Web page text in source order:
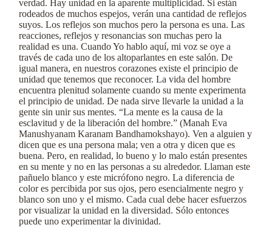
verdad. Hay unidad en la aparente multiplicidad. Si están
rodeados de muchos espejos, verán una cantidad de reflejos
suyos. Los reflejos son muchos pero la persona es una. Las
reacciones, reflejos y resonancias son muchas pero la
realidad es una. Cuando Yo hablo aquí, mi voz se oye a
través de cada uno de los altoparlantes en este salón. De
igual manera, en nuestros corazones existe el principio de
unidad que tenemos que reconocer. La vida del hombre
encuentra plenitud solamente cuando su mente experimenta
el principio de unidad. De nada sirve llevarle la unidad a la
gente sin unir sus mentes. “La mente es la causa de la
esclavitud y de la liberación del hombre.” (Manah Eva
Manushyanam Karanam Bandhamokshayo). Ven a alguien y
dicen que es una persona mala; ven a otra y dicen que es
buena. Pero, en realidad, lo bueno y lo malo están presentes
en su mente y no en las personas a su alrededor. Llaman este
pañuelo blanco y este micrófono negro. La diferencia de
color es percibida por sus ojos, pero esencialmente negro y
blanco son uno y el mismo. Cada cual debe hacer esfuerzos
por visualizar la unidad en la diversidad. Sólo entonces
puede uno experimentar la divinidad.